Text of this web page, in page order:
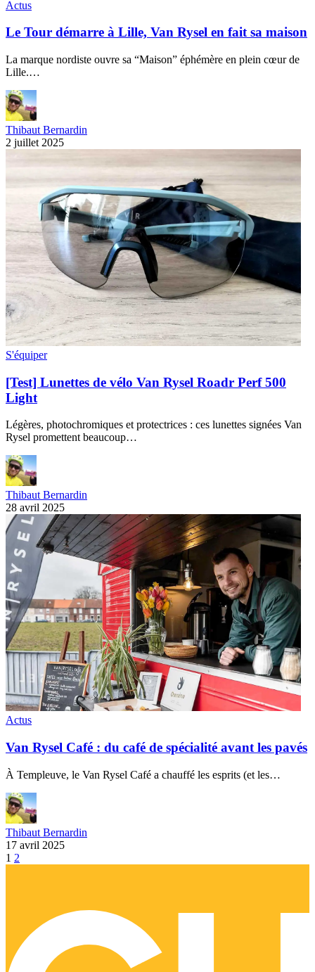
Actus
Le Tour démarre à Lille, Van Rysel en fait sa maison
La marque nordiste ouvre sa “Maison” éphémère en plein cœur de
Lille.…
Thibaut Bernardin
2 juillet 2025
S'équiper
[Test] Lunettes de vélo Van Rysel Roadr Perf 500
Light
Légères, photochromiques et protectrices : ces lunettes signées Van
Rysel promettent beaucoup…
Thibaut Bernardin
28 avril 2025
Actus
Van Rysel Café : du café de spécialité avant les pavés
À Templeuve, le Van Rysel Café a chauffé les esprits (et les…
Thibaut Bernardin
17 avril 2025
1 2